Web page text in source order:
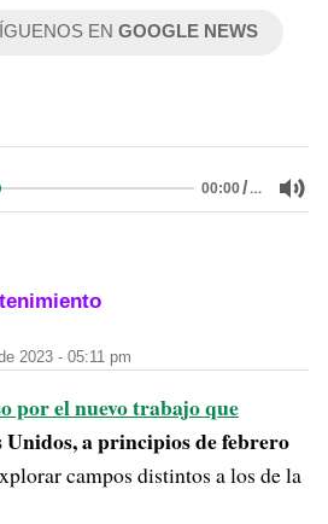
ENGOOGLE NEWS
00:00/…
2023 - 05:11 pm
por el nuevo trabajo que
Unidos, a principios de febrero
campos distintos a los de la